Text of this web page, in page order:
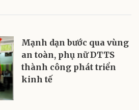
Mạnh dạn bước qua vùng
an toàn, phụ nữ DTTS
thành công phát triển
kinh tế